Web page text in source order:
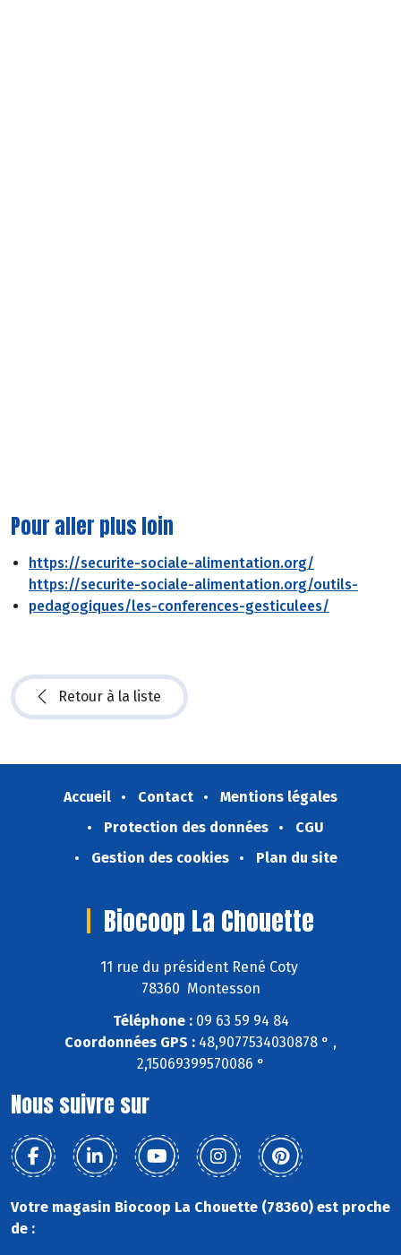
Pour aller plus loin
https://securite-sociale-alimentation.org/
https://securite-sociale-alimentation.org/outils-
pedagogiques/les-conferences-gesticulees/
Retour à la liste
Accueil Contact
Mentions légales
Protection des données
CGU
Gestion des cookies
Plan du site
Biocoop La Chouette
11 rue du président René Coty
78360 Montesson
Téléphone :09 63 59 94 84
Coordonnées GPS : 48,9077534030878 ° ,
2,15069399570086 °
Nous suivre sur
Votre magasin Biocoop La Chouette (78360) est proche
de :